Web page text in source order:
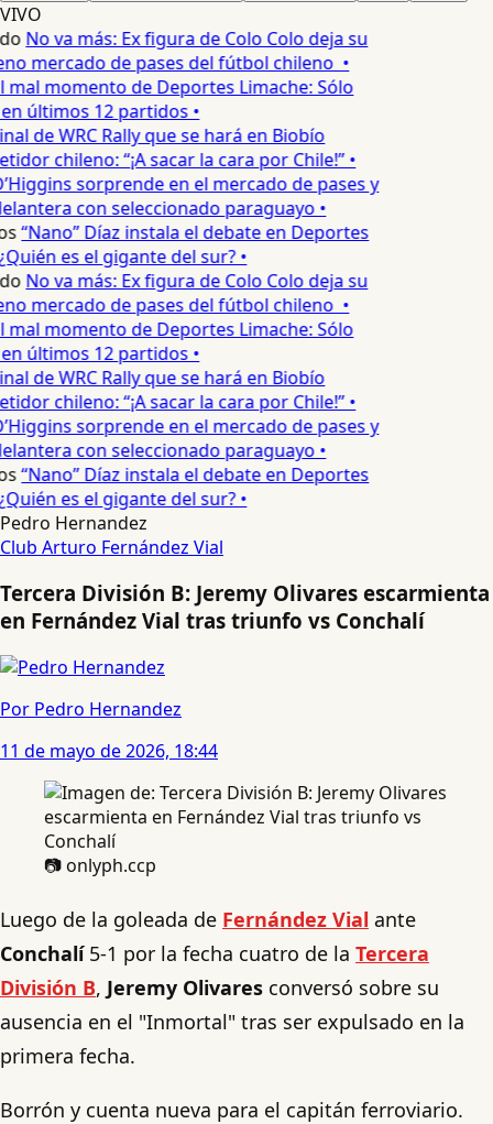
VIVO
No va más: Ex figura de Colo Colo deja su
mercado de pases del fútbol chileno •
mal momento de Deportes Limache: Sólo
últimos 12 partidos •
de WRC Rally que se hará en Biobío
chileno: “¡A sacar la cara por Chile!” •
sorprende en el mercado de pases y
con seleccionado paraguayo •
“Nano” Díaz instala el debate en Deportes
es el gigante del sur? •
No va más: Ex figura de Colo Colo deja su
mercado de pases del fútbol chileno •
mal momento de Deportes Limache: Sólo
últimos 12 partidos •
de WRC Rally que se hará en Biobío
chileno: “¡A sacar la cara por Chile!” •
sorprende en el mercado de pases y
con seleccionado paraguayo •
“Nano” Díaz instala el debate en Deportes
es el gigante del sur? •
Pedro Hernandez
Club Arturo Fernández Vial
Tercera División B: Jeremy Olivares escarmienta
en Fernández Vial tras triunfo vs Conchalí
Por Pedro Hernandez
11 de mayo de 2026, 18:44
📷 onlyph.ccp
Luego de la goleada de Fernández Vial ante
Conchalí5-1 por la fecha cuatro de la Tercera
División B, Jeremy Olivares conversó sobre su
ausencia en el "Inmortal" tras ser expulsado en la
primera fecha.
Borrón y cuenta nueva para el capitán ferroviario.